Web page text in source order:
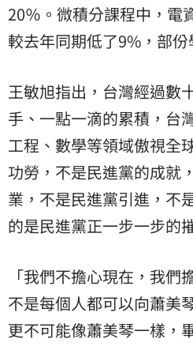
20％。微積分課程中，電
較去年同期低了9%，部份
王敏旭指出，台灣經過數
手、一點一滴的累積，台
工程、數學等領域傲視全
功勞，不是民進黨的成就
業，不是民進黨引進，不
的是民進黨正一步一步的
「我們不擔心現在，我們
不是每個人都可以向蕭美
更不可能像蕭美琴一樣，